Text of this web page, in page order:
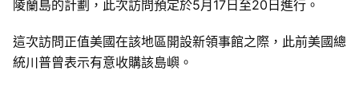
陵蘭島的計劃，此次訪問預定於5月17日至20日進行。
這次訪問正值美國在該地區開設新領事館之際，此前美國總
統川普曾表示有意收購該島嶼。